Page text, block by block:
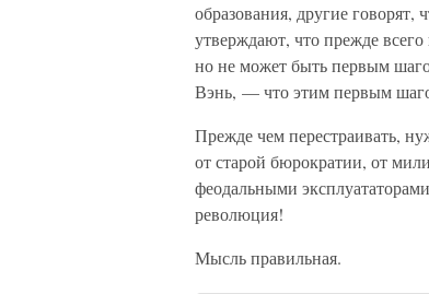
образования, другие
утверждают, что прежде
но не может быть первым
Вэнь, — что этим первым
Прежде чем перестраивать,
от старой бюрократии, от
феодальными
революция!
Мысль правильная.